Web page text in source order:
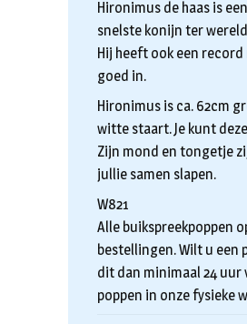
Hironimus de haas is
snelste konijn ter
Hij heeft ook een record
goed in.
Hironimus is ca. 62cm
witte staart. Je kunt
Zijn mond en tongetje
jullie samen slapen.
W821
Alle buikspreekpoppen
bestellingen. Wilt u een
dit dan minimaal 24 uur
poppen in onze fysieke